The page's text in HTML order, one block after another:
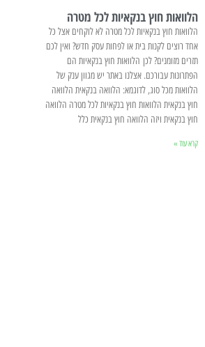
הלוואות חוץ בנקאיות לכל מטרה
הלוואות חוץ בנקאיות לכל מטרה לא לוקחים אצל כל
אחד רוצים לקנות בית או לפחות עסק חדש? ואין לכם
תזרים מזומנים? לכן הלוואות חוץ בנקאיות הם
הפתרונות עבורכם. אצלנו באתר יש מגוון ענק של
הלוואות מכל סוג, לדוגמא: הלוואה בנקאית הלוואה
חוץ בנקאית הלוואות חוץ בנקאיות לכל מטרה הלוואה
חוץ בנקאית ויזה הלוואה חוץ בנקאית כלל
קרא עוד »